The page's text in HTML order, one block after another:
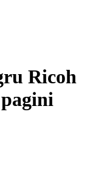
Ricoh